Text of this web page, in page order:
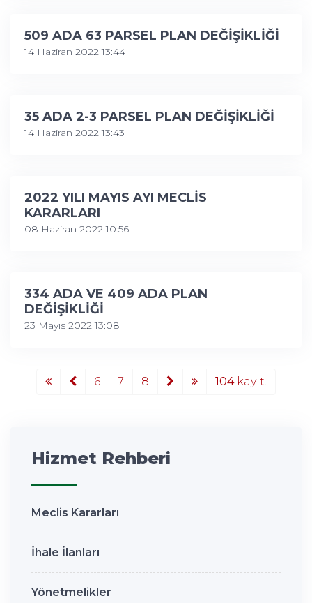
509 ADA 63 PARSEL PLAN DEĞİŞİKLİĞİ
14 Haziran 2022 13:44
35 ADA 2-3 PARSEL PLAN DEĞİŞİKLİĞİ
14 Haziran 2022 13:43
2022 YILI MAYIS AYI MECLİS
KARARLARI
08 Haziran 2022 10:56
334 ADA VE 409 ADA PLAN
DEĞİŞİKLİĞİ
23 Mayıs 2022 13:08
6 7 8 104kayıt.
Hizmet Rehberi
Meclis Kararları
İhale İlanları
Yönetmelikler